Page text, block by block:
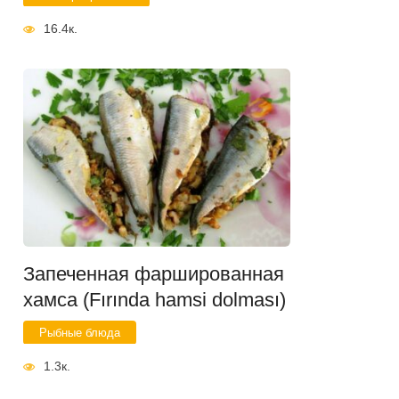
16.4к.
Запеченная фаршированная
хамса (Fırında hamsi dolması)
Рыбные блюда
1.3к.